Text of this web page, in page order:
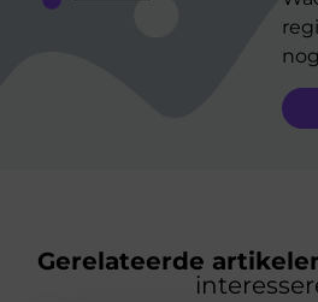
Gerelateerde